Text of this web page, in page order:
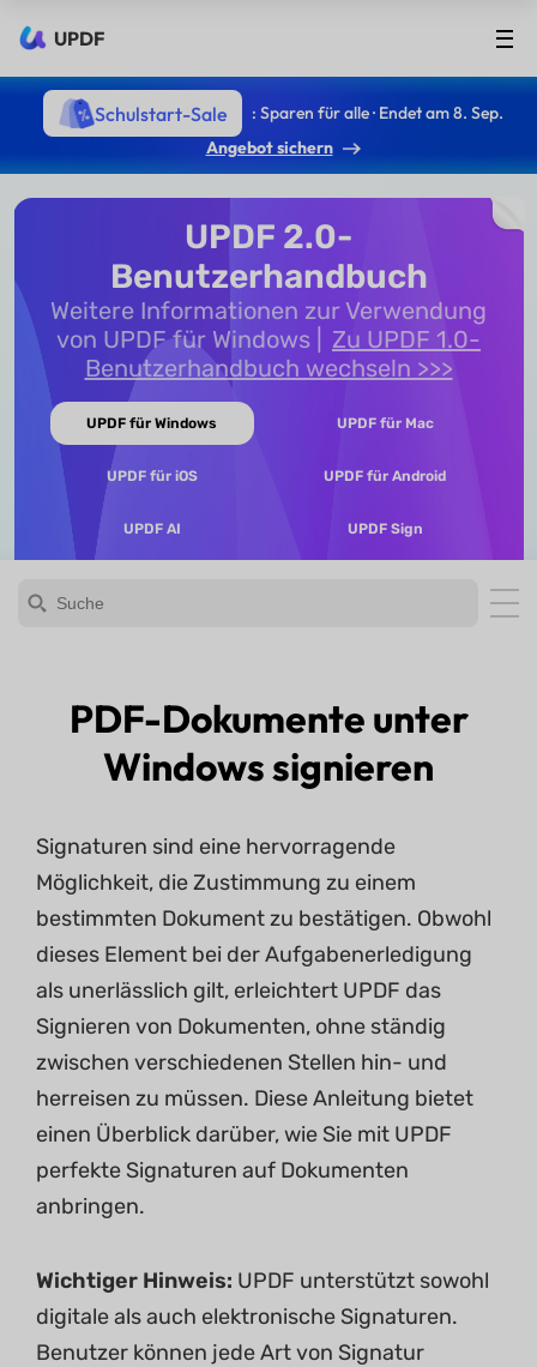
UPDF
Schulstart-Sale
: Sparen für alle · Endet am 8. Sep.
Angebot sichern
UPDF 2.0-
Benutzerhandbuch
Weitere Informationen zur Verwendung
von UPDF für Windows
Zu UPDF 1.0-
Benutzerhandbuch wechseln >>>
UPDF für Windows UPDF für Mac
UPDF für iOS UPDF für Android
UPDF AI UPDF Sign
PDF-Dokumente unter
Windows signieren
Signaturen sind eine hervorragende
Möglichkeit, die Zustimmung zu einem
bestimmten Dokument zu bestätigen. Obwohl
dieses Element bei der Aufgabenerledigung
als unerlässlich gilt, erleichtert UPDF das
Signieren von Dokumenten, ohne ständig
zwischen verschiedenen Stellen hin- und
herreisen zu müssen. Diese Anleitung bietet
einen Überblick darüber, wie Sie mit UPDF
perfekte Signaturen auf Dokumenten
anbringen.
Wichtiger Hinweis: UPDF unterstützt sowohl
digitale als auch elektronische Signaturen.
Benutzer können jede Art von Signatur